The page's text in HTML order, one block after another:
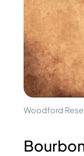
200-500€
Collections
Favoris des
Rare & de
Éditions
Distillerie
Whisky
Woodford